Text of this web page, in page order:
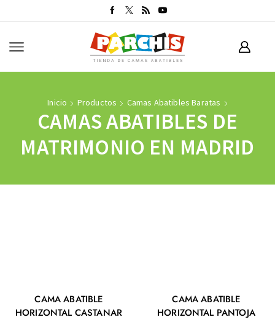
Inicio Productos Camas Abatibles Baratas
CAMAS ABATIBLES DE
MATRIMONIO EN MADRID
CAMA ABATIBLE
HORIZONTAL CASTANAR
CAMA ABATIBLE
HORIZONTAL PANTOJA